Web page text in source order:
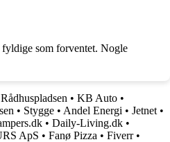
fyldige som forventet. Nogle
• KB Auto •
• Stygge • Andel Energi • Jetnet •
• Daily-Living.dk •
ApS • Fanø Pizza • Fiverr•